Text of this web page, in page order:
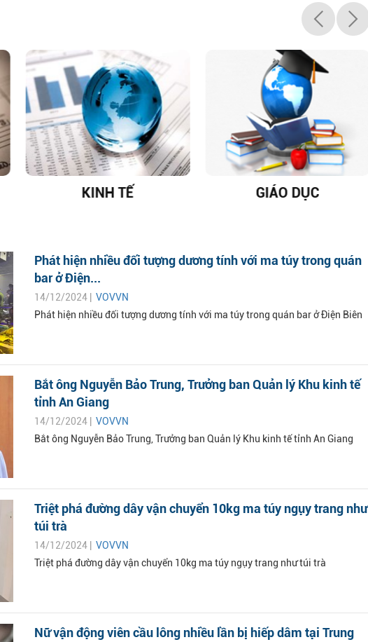
KINH TẾ GIÁO DỤC
Phát hiện nhiều đối tượng dương tính với ma túy trong quán
bar ở Điện...
14/12/2024 | VOVVN
Phát hiện nhiều đối tượng dương tính với ma túy trong quán bar ở Điện Biên
Bắt ông Nguyễn Bảo Trung, Trưởng ban Quản lý Khu kinh tế
tỉnh An Giang
14/12/2024 | VOVVN
Bắt ông Nguyễn Bảo Trung, Trưởng ban Quản lý Khu kinh tế tỉnh An Giang
Triệt phá đường dây vận chuyển 10kg ma túy ngụy trang như
túi trà
14/12/2024 | VOVVN
Triệt phá đường dây vận chuyển 10kg ma túy ngụy trang như túi trà
Nữ vận động viên cầu lông nhiều lần bị hiếp dâm tại Trung